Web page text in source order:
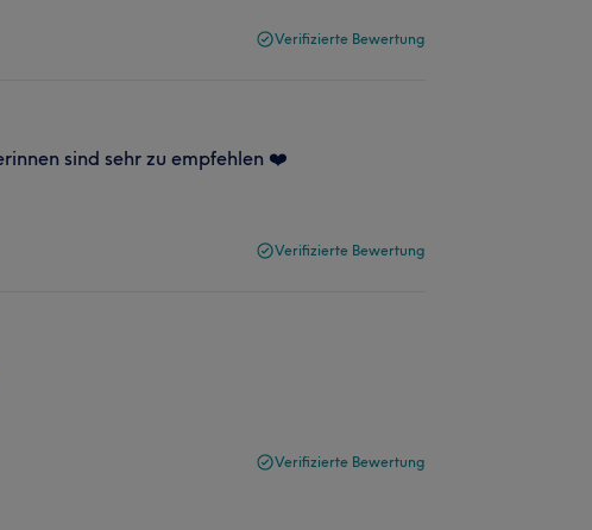
Verifizierte Bewertung
sind sehr zu empfehlen ❤️
Verifizierte Bewertung
Verifizierte Bewertung